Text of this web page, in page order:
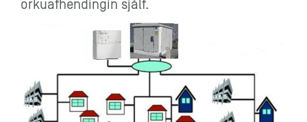
orkuafhendingin sjálf.